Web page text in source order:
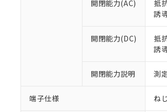
開閉能力(AC)
抵
誘
開閉能力(DC)
抵
誘
開閉能力説明 測
端子仕様 ね